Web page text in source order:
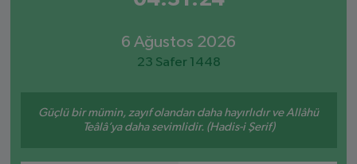
6 Ağustos 2026
23 Safer 1448
Güçlü bir mümin, zayıf olandan daha hayırlıdır ve Allâhü
Teâlâ’ya daha sevimlidir. (Hadis-i Şerif)